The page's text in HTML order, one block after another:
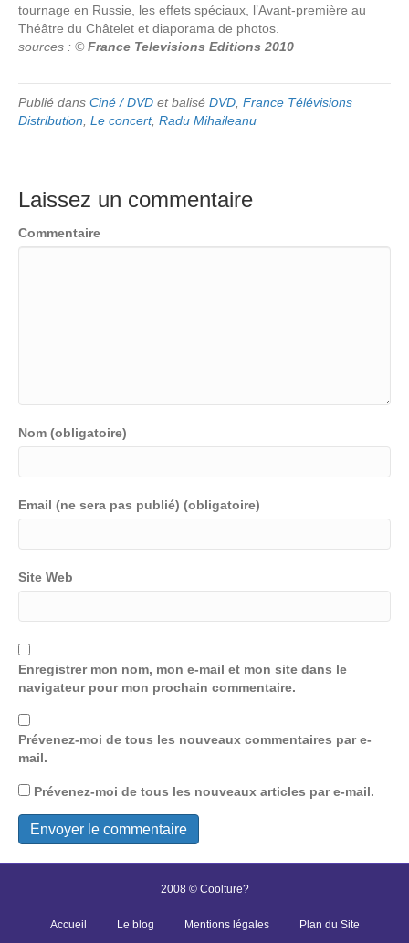
tournage en Russie, les effets spéciaux, l’Avant-première au
Théâtre du Châtelet et diaporama de photos.
sources : ©France Televisions Editions 2010
Publié dans Ciné / DVD et balisé DVD France Télévisions
Distribution Le concert, Radu Mihaileanu
Laissez un commentaire
Commentaire
Nom (obligatoire)
Email (ne sera pas publié) (obligatoire)
Site Web
Enregistrer mon nom, mon e-mail et mon site dans le
navigateur pour mon prochain commentaire.
Prévenez-moi de tous les nouveaux commentaires par e-
mail.
Prévenez-moi de tous les nouveaux articles par e-mail.
2008 © Coolture?
Accueil Le blog Mentions légales Plan du Site